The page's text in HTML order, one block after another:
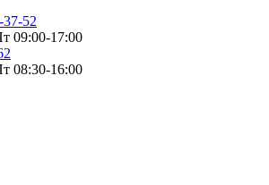
52
09:00-17:00
08:30-16:00